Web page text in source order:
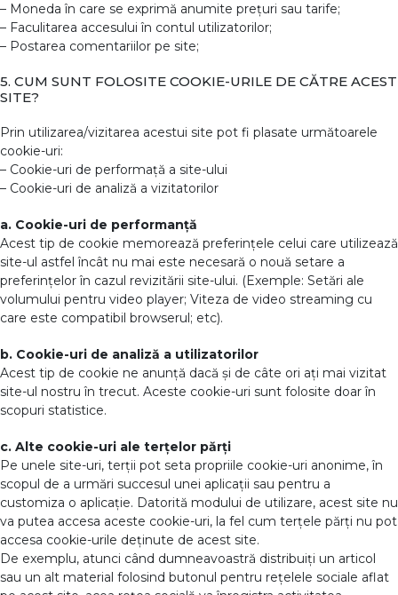
– Moneda în care se exprimă anumite prețuri sau tarife;
– Faculitarea accesului în contul utilizatorilor;
– Postarea comentariilor pe site;
5. CUM SUNT FOLOSITE COOKIE-URILE DE CĂTRE ACEST
SITE?
Prin utilizarea/vizitarea acestui site pot fi plasate următoarele
cookie-uri:
– Cookie-uri de performață a site-ului
– Cookie-uri de analiză a vizitatorilor
a. Cookie-uri de performanță
Acest tip de cookie memorează preferințele celui care utilizează
site-ul astfel încât nu mai este necesară o nouă setare a
preferințelor în cazul revizitării site-ului. (Exemple: Setări ale
volumului pentru video player; Viteza de video streaming cu
care este compatibil browserul; etc).
b. Cookie-uri de analiză a utilizatorilor
Acest tip de cookie ne anunță dacă și de câte ori ați mai vizitat
site-ul nostru în trecut. Aceste cookie-uri sunt folosite doar în
scopuri statistice.
c. Alte cookie-uri ale terțelor părți
Pe unele site-uri, terții pot seta propriile cookie-uri anonime, în
scopul de a urmări succesul unei aplicații sau pentru a
customiza o aplicație. Datorită modului de utilizare, acest site nu
va putea accesa aceste cookie-uri, la fel cum terțele părți nu pot
accesa cookie-urile deținute de acest site.
De exemplu, atunci când dumneavoastră distribuiți un articol
sau un alt material folosind butonul pentru rețelele sociale aflat